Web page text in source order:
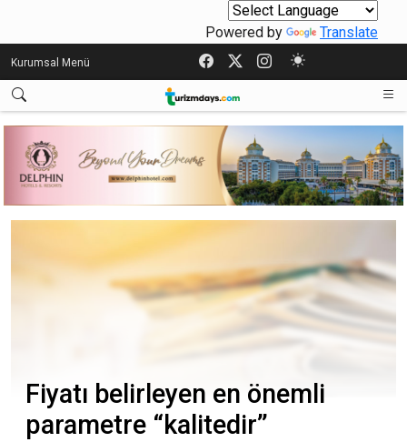
Powered by Translate
Kurumsal Menü
Fiyatı belirleyen en önemli
parametre “kalitedir”